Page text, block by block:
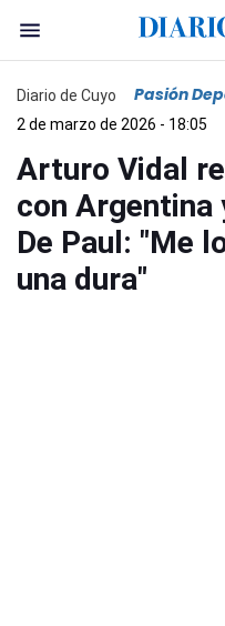
Diario de Cuyo Pasión
2 de marzo de 2026 - 18:05
Arturo Vidal
con Argentina
De Paul: "Me
una dura"